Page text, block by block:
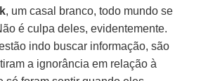
, um casal branco, todo mundo se
é culpa deles, evidentemente.
indo buscar informação, são
a ignorância em relação à